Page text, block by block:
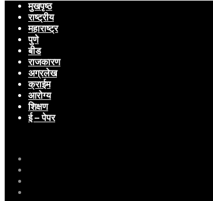
मुखपृष्ठ
राष्ट्रीय
महाराष्ट्र
पुणे
बीड
राजकारण
अग्रलेख
क्राईम
आरोग्य
शिक्षण
ई – पेपर